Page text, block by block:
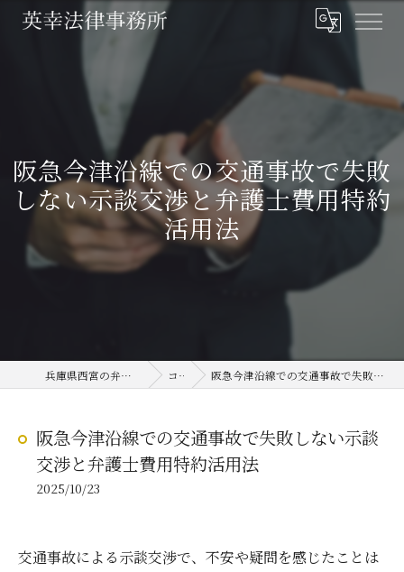
阪急今津沿線での交通事故で失敗
しない示談交渉と弁護士費用特約
活用法
兵庫県西宮の弁護士なら英幸法律事務所 コラム 阪急今津沿線での交通事故で失敗しない示談交渉と弁護士費用特約活用法
阪急今津沿線での交通事故で失敗しない示談
交渉と弁護士費用特約活用法
2025/10/23
交通事故による示談交渉で、不安や疑問を感じたことは